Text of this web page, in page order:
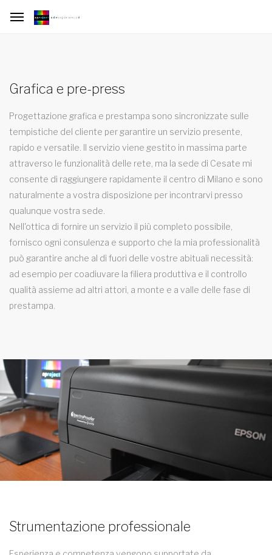
Grafica e pre-press
Progettazione grafica e prestampa sono sincronizzate sulle
tempistiche del cliente per garantire un servizio presente,
rapido e versatile. Il servizio viene gestito in massima parte
attraverso le funzionalità delle rete, ma la sede di Cesate mi
consente di raggiungere rapidamente il centro di Milano e sono
naturalmente a vostra disposizione per incontrarvi presso
qualunque vostra sede.
Nell'ottica di fornire un servizio il più completo possibile,
fornisco ogni consulenza e supporto che la mia professionalità
può garantire anche al di fuori delle vostre abituali necessità:
ad esempio per coadiuvare la filiera produttiva e il controllo
qualità assieme ad altri attori, a monte e a valle delle fase di
prestampa.
Strumentazione professionale